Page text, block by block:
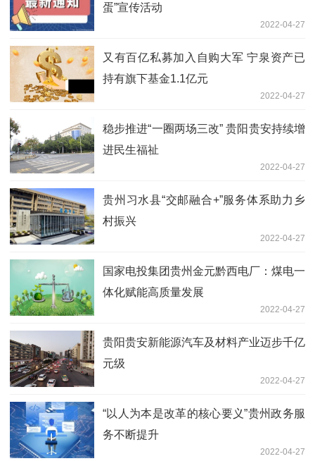
蛋”宣传活动
2022-04-27
又有百亿私募加入自购大军 宁泉资产已
持有旗下基金1.1亿元
2022-04-27
稳步推进“一圈两场三改” 贵阳贵安持续增
进民生福祉
2022-04-27
贵州习水县“交邮融合+”服务体系助力乡
村振兴
2022-04-27
国家电投集团贵州金元黔西电厂：煤电一
体化赋能高质量发展
2022-04-27
贵阳贵安新能源汽车及材料产业迈步千亿
元级
2022-04-27
“以人为本是改革的核心要义”贵州政务服
务不断提升
2022-04-27